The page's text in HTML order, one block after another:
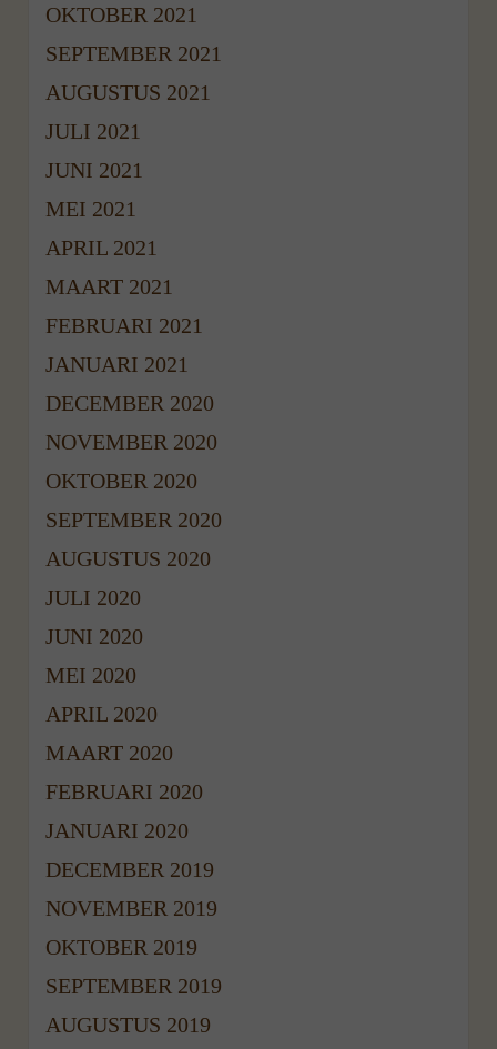
OKTOBER 2021
SEPTEMBER 2021
AUGUSTUS 2021
JULI 2021
JUNI 2021
MEI 2021
APRIL 2021
MAART 2021
FEBRUARI 2021
JANUARI 2021
DECEMBER 2020
NOVEMBER 2020
OKTOBER 2020
SEPTEMBER 2020
AUGUSTUS 2020
JULI 2020
JUNI 2020
MEI 2020
APRIL 2020
MAART 2020
FEBRUARI 2020
JANUARI 2020
DECEMBER 2019
NOVEMBER 2019
OKTOBER 2019
SEPTEMBER 2019
AUGUSTUS 2019